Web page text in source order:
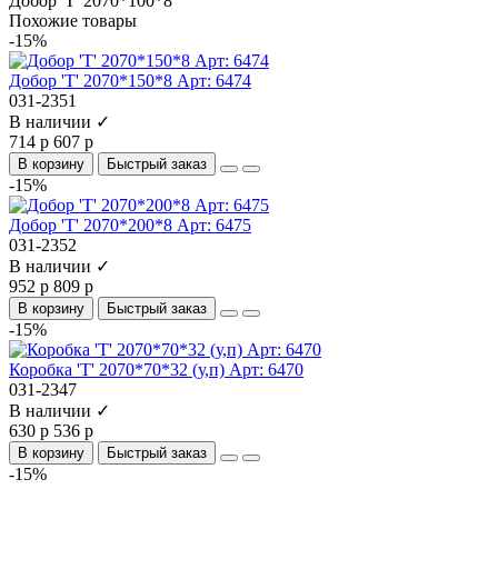
Похожие товары
-15%
Добор 'Т' 2070*150*8 Арт: 6474
031-2351
В наличии ✓
714 р 607 р
В корзину Быстрый заказ
-15%
Добор 'Т' 2070*200*8 Арт: 6475
031-2352
В наличии ✓
952 р 809 р
В корзину Быстрый заказ
-15%
Коробка 'Т' 2070*70*32 (у,п) Арт: 6470
031-2347
В наличии ✓
630 р 536 р
В корзину Быстрый заказ
-15%